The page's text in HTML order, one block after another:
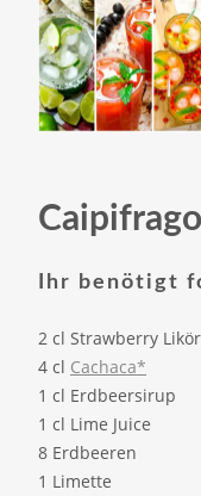
Ihr benötigt
2 cl Strawberry Likör
4 cl Cachaca*
1 cl Erdbeersirup
1 cl Lime Juice
8 Erdbeeren
1 Limette